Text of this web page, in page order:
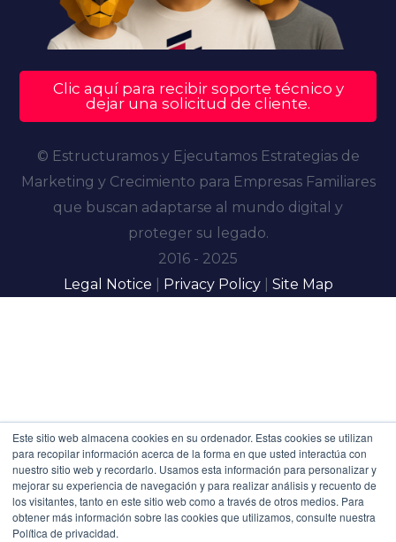
Este sitio web almacena cookies en su ordenador. Estas cookies se utilizan
para recopilar información acerca de la forma en que usted interactúa con
nuestro sitio web y recordarlo. Usamos esta información para personalizar y
mejorar su experiencia de navegación y para realizar análisis y recuento de
los visitantes, tanto en este sitio web como a través de otros medios. Para
obtener más información sobre las cookies que utilizamos, consulte nuestra
Política de privacidad.
Clic aquí para recibir soporte técnico y
dejar una solicitud de cliente.
© Estructuramos y Ejecutamos Estrategias de
Marketing y Crecimiento para Empresas Familiares
que buscan adaptarse al mundo digital y
proteger su legado.
2016 - 2025
Legal Notice
Privacy Policy| Site Map